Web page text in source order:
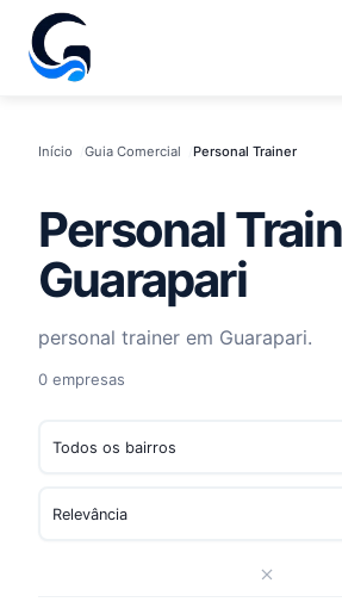
Início Guia Comercial Personal Trainer
Personal
Guarapari
personal trainer em Guarapari.
0 empresas